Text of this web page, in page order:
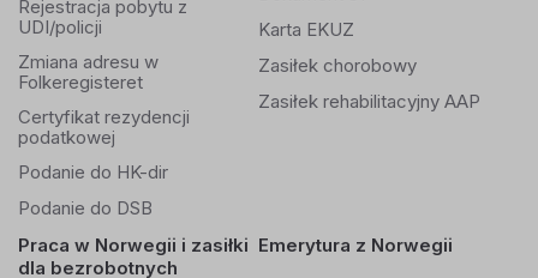
Rejestracja pobytu z
UDI/policji
Zmiana adresu w
Folkeregisteret
Certyfikat rezydencji
podatkowej
Podanie do HK-dir
Podanie do DSB
Karta EKUZ
Zasiłek chorobowy
Zasiłek rehabilitacyjny AAP
Praca w Norwegii i zasiłki
dla bezrobotnych
Emerytura z Norwegii